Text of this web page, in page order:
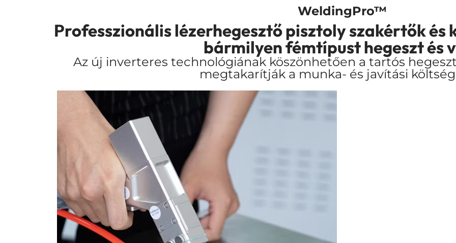
WeldingPro™
Professzionális lézerhegesztő pisztoly szakértők és
bármilyen fémtípust hegeszt és
Az új inverteres technológiának köszönhetően a tartós
megtakarítják a munka- és javítási